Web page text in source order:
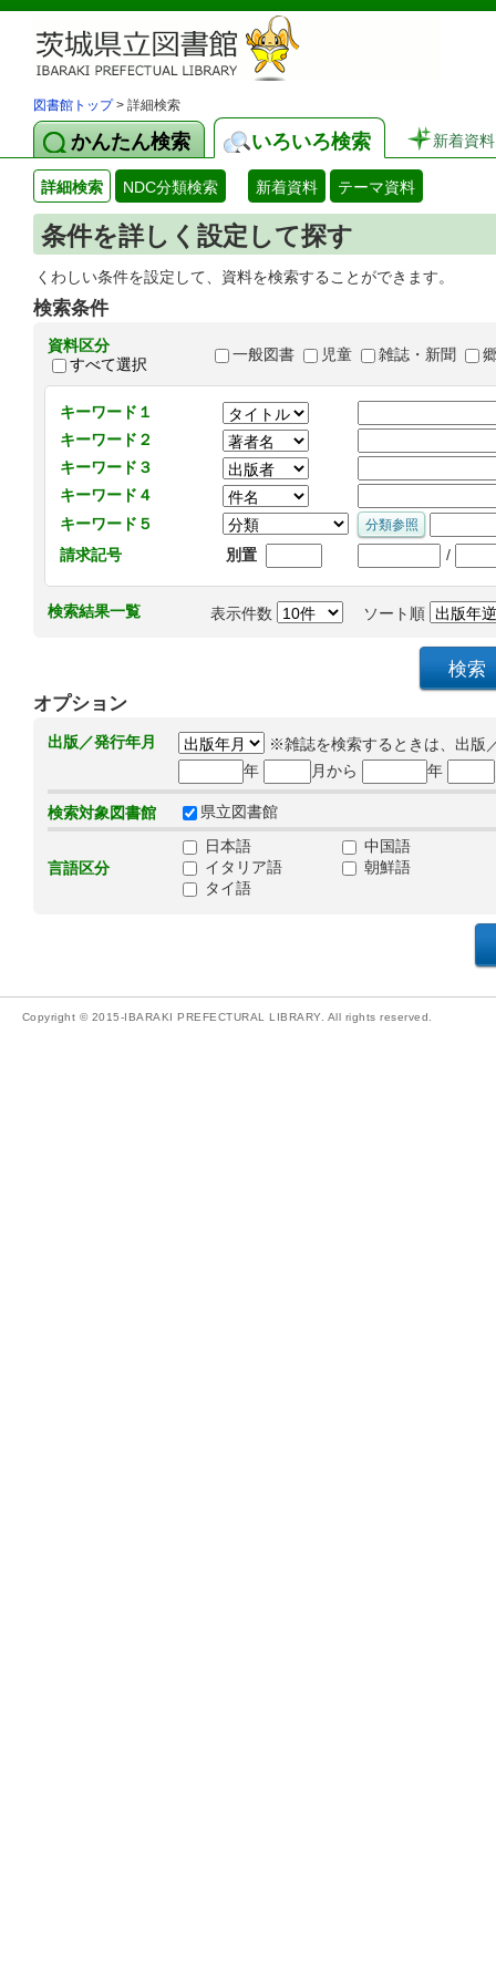
図書館トップ> 詳細検索
かんたん検索 いろいろ検索 新着資料
詳細検索 NDC分類検索 新着資料 テーマ資料
条件を詳しく設定して探す
くわしい条件を設定して、資料を検索することができます。
検索条件
資料区分
すべて選択
一般図書 児童 雑誌・新聞
キーワード１
キーワード２
キーワード３
キーワード４
キーワード５
請求記号
別置 /
検索結果一覧 表示件数 ソート順
オプション
出版／発行年月
※雑誌を検索するときは、出版
年
月から 年
検索対象図書館 県立図書館
言語区分
日本語
中国語
イタリア語
朝鮮語
タイ語
Copyright © 2015-IBARAKI PREFECTURAL LIBRARY. All rights reserved.